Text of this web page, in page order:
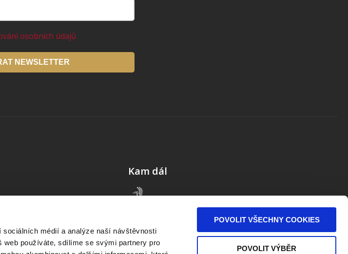
médií a analýze naší návštěvnosti
používáte, sdílíme se svými partnery pro
POVOLIT VŠECHNY COOKIES
POVOLIT VÝBĚR
osobních údajů
NEWSLETTER
podmínky
osobních údajů
Kam dál